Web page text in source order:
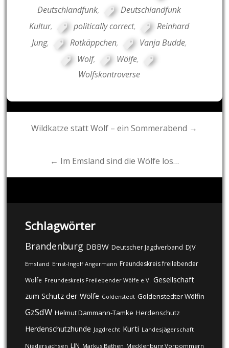
Deutschlandfunk,
Deutschlandfunk
Kultur, politically correct,
Reinhard
Jung, Rotkäppchen, Vanja Budde,
Wolf, Wölfe,
Wolfskontroverse
PostWildkatze statt Wolf – ein Sommerabend →
← Im Emsland sind die Wölfe los…
Schlagwörter
Brandenburg DBBW Deutscher Jagdverband DJV
Emsland Ernst-Ingolf Angermann Freundeskreis freilebender
Wölfe Freundeskreis Freilebender Wölfe e.V. Gesellschaft
zum Schutz der Wölfe Goldenstedt Goldenstedter Wölfin
GzSdW Helmut Dammann-Tamke Herdenschutz
Herdenschutzhunde Jagdrecht Kurti Landesjägerschaft
Niedersachsen LJN Markus Bathen Mecklenburg Vorpommern